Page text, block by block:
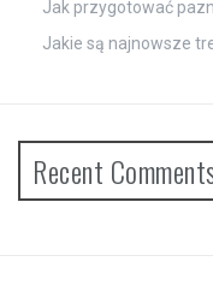
Jak przygotować
Jakie są najnowsze
Recent